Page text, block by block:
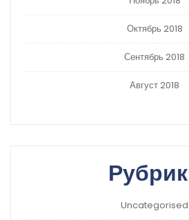
Октябрь 2018
Сентябрь 2018
Август 2018
Uncategorised